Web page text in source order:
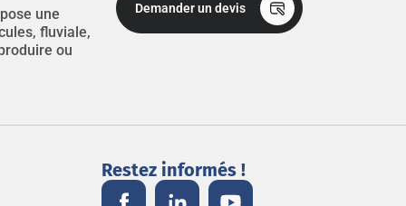
une
fluviale,
ou
Demander un devis
Restez informés !